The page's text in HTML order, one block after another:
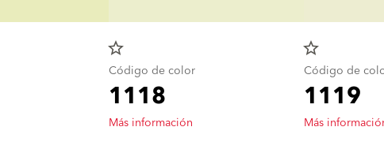
star_border
Código de color
1118
Más información
star_border
Código de
1119
Más